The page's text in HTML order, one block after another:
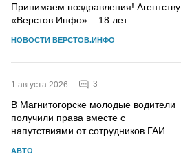
Принимаем поздравления! Агентству
«Верстов.Инфо» – 18 лет
НОВОСТИ ВЕРСТОВ.ИНФО
1 августа 2026 3
В Магнитогорске молодые водители
получили права вместе с
напутствиями от сотрудников ГАИ
АВТО